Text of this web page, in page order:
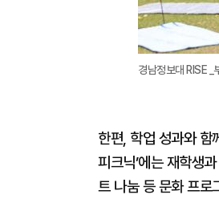
경남정보대 RISE
한편, 학업 성과와 함
피크닉’에는 재학생
트 나눔 등 문화 프로